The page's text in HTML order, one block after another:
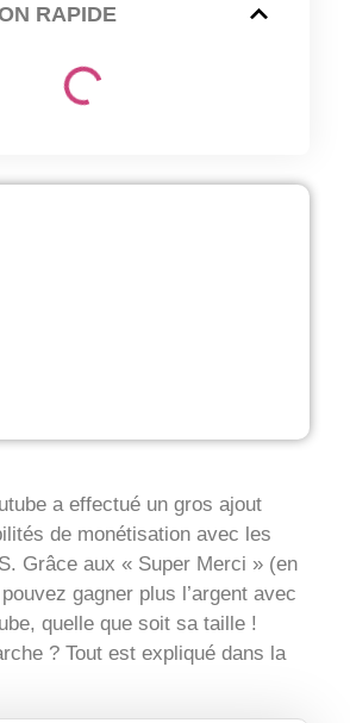
RAPIDE
a effectué un gros ajout
de monétisation avec les
Grâce aux « Super Merci » (en
gagner plus l’argent avec
quelle que soit sa taille !
? Tout est expliqué dans la